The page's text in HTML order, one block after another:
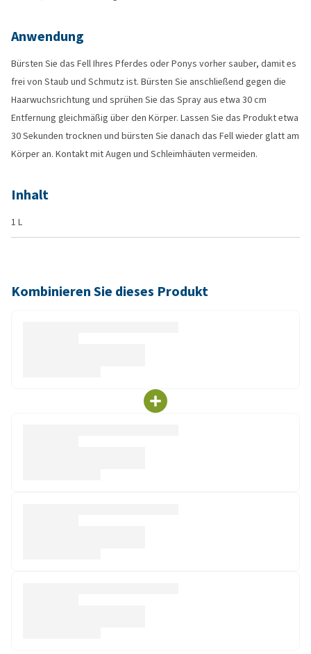
Anwendung
Bürsten Sie das Fell Ihres Pferdes oder Ponys vorher sauber, damit es
frei von Staub und Schmutz ist. Bürsten Sie anschließend gegen die
Haarwuchsrichtung und sprühen Sie das Spray aus etwa 30 cm
Entfernung gleichmäßig über den Körper. Lassen Sie das Produkt etwa
30 Sekunden trocknen und bürsten Sie danach das Fell wieder glatt am
Körper an. Kontakt mit Augen und Schleimhäuten vermeiden.
Inhalt
1 L
Kombinieren Sie dieses Produkt